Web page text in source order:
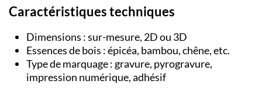
Caractéristiques techniques
Dimensions : sur-mesure, 2D ou 3D
Essences de bois : épicéa, bambou, chêne, etc.
Type de marquage : gravure, pyrogravure,
impression numérique, adhésif